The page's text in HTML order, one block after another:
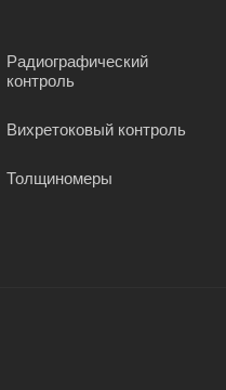
Радиографический
контроль
Вихретоковый контроль
Толщиномеры